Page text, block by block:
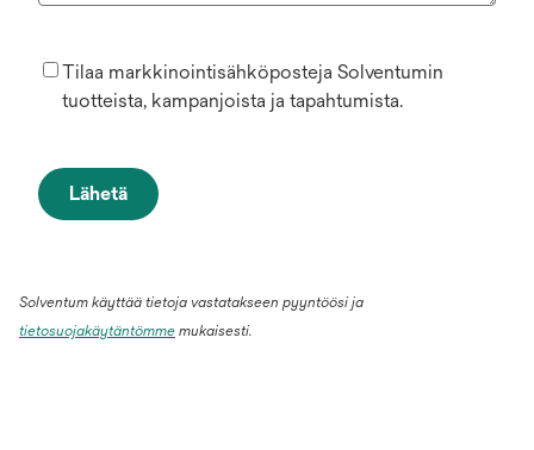
Tilaa markkinointisähköposteja Solventumin
tuotteista, kampanjoista ja tapahtumista.
Lähetä
Solventum käyttää tietoja vastatakseen pyyntöösi ja
tietosuojakäytäntömme mukaisesti.